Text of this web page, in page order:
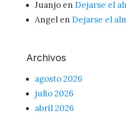
Juanjo en Dejarse el
Angel en Dejarse el
Archivos
agosto 2026
julio 2026
abril 2026